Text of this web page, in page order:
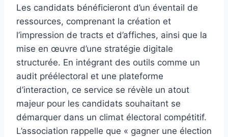
Les candidats bénéficieront d’un éventail de
ressources, comprenant la création et
l’impression de tracts et d’affiches, ainsi que la
mise en œuvre d’une stratégie digitale
structurée. En intégrant des outils comme un
audit préélectoral et une plateforme
d’interaction, ce service se révèle un atout
majeur pour les candidats souhaitant se
démarquer dans un climat électoral compétitif.
L’association rappelle que « gagner une élection